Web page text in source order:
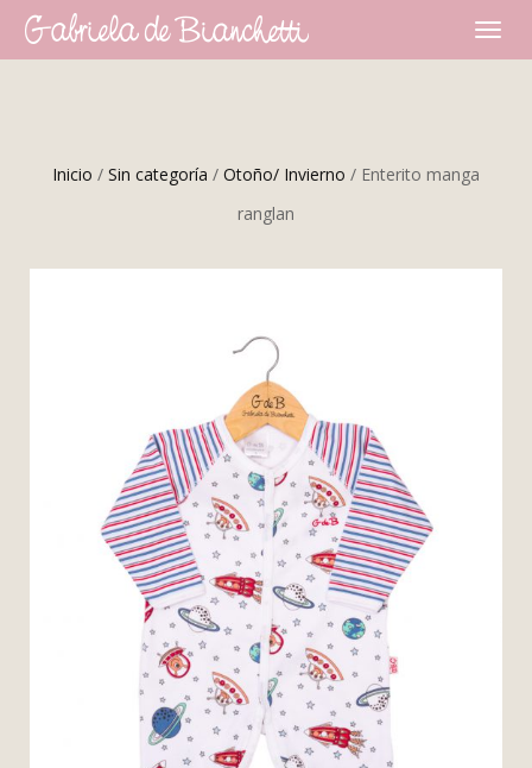
Inicio / Sin categoría / Otoño/ Invierno / Enterito manga
ranglan